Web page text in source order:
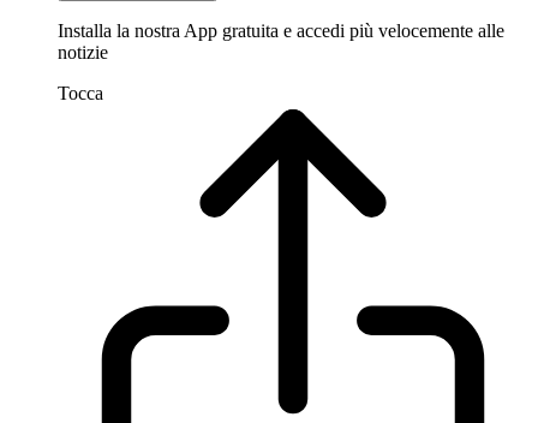
Installa la nostra App gratuita e accedi più velocemente alle
notizie
Tocca